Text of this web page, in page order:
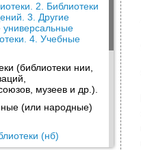
2. Библиотеки
3. Другие
4. Учебные
(библиотеки нии,
музеев и др.).
(или народные)
(нб)